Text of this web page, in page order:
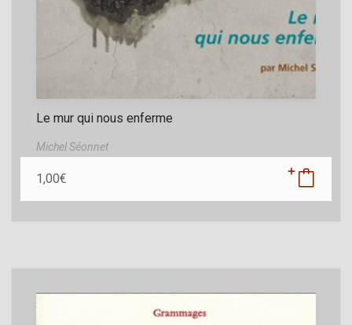
Le mur qui nous enferme
Michel Séonnet
1,00€